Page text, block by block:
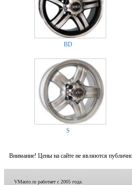
BD
S
Внимание! Цены на сайте не являются
VMauto.ru работает с 2005 года.